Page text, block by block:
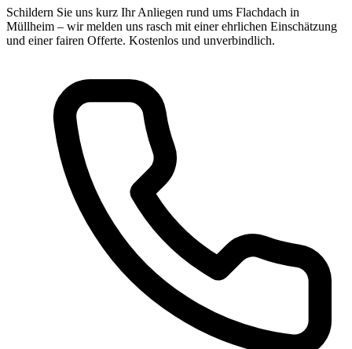
Schildern Sie uns kurz Ihr Anliegen rund ums Flachdach in
Müllheim – wir melden uns rasch mit einer ehrlichen Einschätzung
und einer fairen Offerte. Kostenlos und unverbindlich.